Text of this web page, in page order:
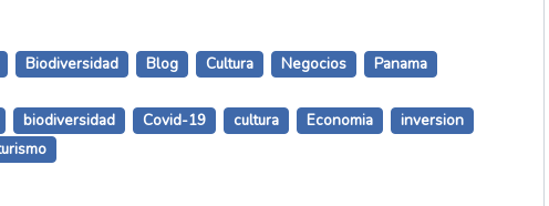
Biodiversidad Blog Cultura Negocios Panama
biodiversidad Covid-19 cultura Economia
inversion